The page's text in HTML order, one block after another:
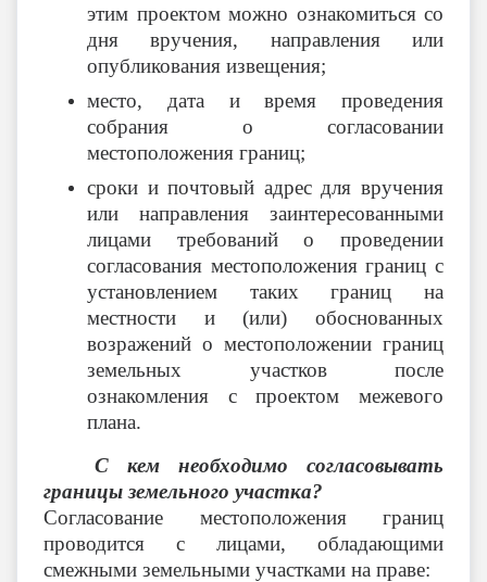
этим проектом можно ознакомиться со
дня вручения, направления или
опубликования извещения;
место, дата и время проведения
собрания о согласовании
местоположения границ;
сроки и почтовый адрес для вручения
или направления заинтересованными
лицами требований о проведении
согласования местоположения границ с
установлением таких границ на
местности и (или) обоснованных
возражений о местоположении границ
земельных участков после
ознакомления с проектом межевого
плана.
С кем необходимо согласовывать
границы земельного участка?
Согласование местоположения границ
проводится с лицами, обладающими
смежными земельными участками на праве: